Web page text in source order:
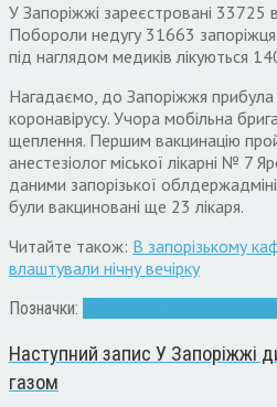
У Запоріжжі зареєстровані 33725
Побороли недугу 31663
під наглядом медиків лікуються
Нагадаємо, до Запоріжжя прибула
коронавірусу. Учора мобільна
щеплення. Першим вакцинацію
анестезіолог міської лікарні № 7
даними запорізької
були вакциновані ще 23 лікаря.
Читайте також: В запорізькому
влаштували нічну вечірку
Позначки:
Наступний запис У Запоріжжі
газом